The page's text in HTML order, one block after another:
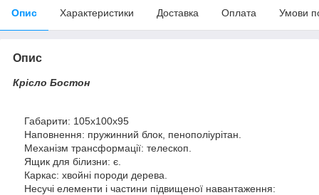
Опис Характеристики Доставка Оплата Умови
Опис
Крісло Бостон
Габарити: 105х100х95
Наповнення: пружинний блок, пенополіурітан.
Механізм трансформації: телескоп.
Ящик для білизни: є.
Каркас: хвойні породи дерева.
Несучі елементи і частини підвищеної навантаження: